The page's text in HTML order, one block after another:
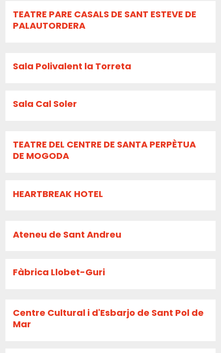
TEATRE PARE CASALS DE SANT ESTEVE DE
PALAUTORDERA
Sala Polivalent la Torreta
Sala Cal Soler
TEATRE DEL CENTRE DE SANTA PERPÈTUA
DE MOGODA
HEARTBREAK HOTEL
Ateneu de Sant Andreu
Fàbrica Llobet-Guri
Centre Cultural i d'Esbarjo de Sant Pol de
Mar